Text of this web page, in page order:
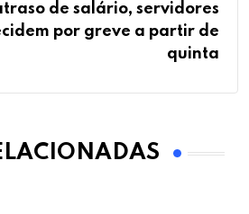
de salário, servidores
por greve a partir de
quinta